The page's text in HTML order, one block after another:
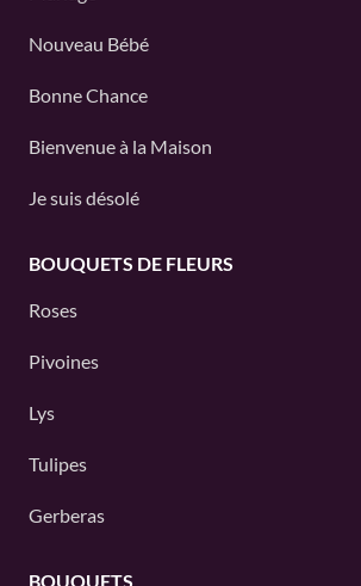
Nouveau Bébé
Bonne Chance
Bienvenue à la Maison
Je suis désolé
BOUQUETS DE FLEURS
Roses
Pivoines
Lys
Tulipes
Gerberas
BOUQUETS